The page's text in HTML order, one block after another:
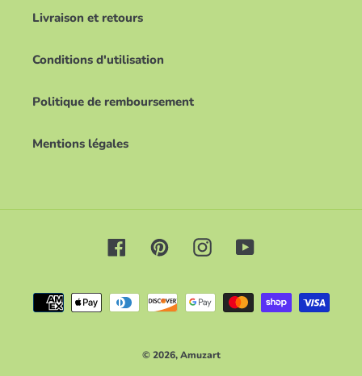
Livraison et retours
Conditions d'utilisation
Politique de remboursement
Mentions légales
FacebookPinterestInstagramYouTube
Moyens
de
© 2026,Amuzart